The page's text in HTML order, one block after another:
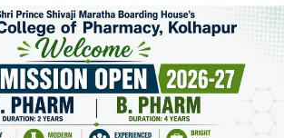
Да Нет
Очень
высокий
Средний